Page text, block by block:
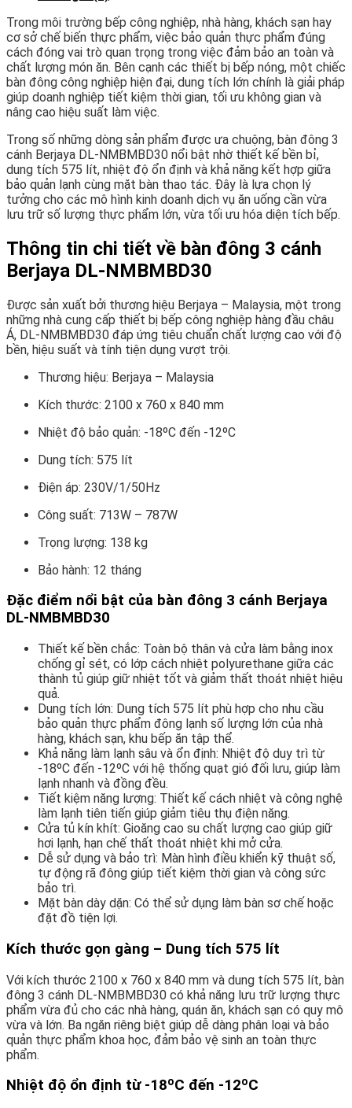
Trong môi trường bếp công nghiệp, nhà hàng, khách sạn hay
cơ sở chế biến thực phẩm, việc bảo quản thực phẩm đúng
cách đóng vai trò quan trọng trong việc đảm bảo an toàn và
chất lượng món ăn. Bên cạnh các thiết bị bếp nóng, một chiếc
bàn đông công nghiệp hiện đại, dung tích lớn chính là giải pháp
giúp doanh nghiệp tiết kiệm thời gian, tối ưu không gian và
nâng cao hiệu suất làm việc.
Trong số những dòng sản phẩm được ưa chuộng, bàn đông 3
cánh Berjaya DL-NMBMBD30 nổi bật nhờ thiết kế bền bỉ,
dung tích 575 lít, nhiệt độ ổn định và khả năng kết hợp giữa
bảo quản lạnh cùng mặt bàn thao tác. Đây là lựa chọn lý
tưởng cho các mô hình kinh doanh dịch vụ ăn uống cần vừa
lưu trữ số lượng thực phẩm lớn, vừa tối ưu hóa diện tích bếp.
Thông tin chi tiết về bàn đông 3 cánh
Berjaya DL-NMBMBD30
Được sản xuất bởi thương hiệu Berjaya – Malaysia, một trong
những nhà cung cấp thiết bị bếp công nghiệp hàng đầu châu
Á, DL-NMBMBD30 đáp ứng tiêu chuẩn chất lượng cao với độ
bền, hiệu suất và tính tiện dụng vượt trội.
Thương hiệu: Berjaya – Malaysia
Kích thước: 2100 x 760 x 840 mm
Nhiệt độ bảo quản: -18ºC đến -12ºC
Dung tích: 575 lít
Điện áp: 230V/1/50Hz
Công suất: 713W – 787W
Trọng lượng: 138 kg
Bảo hành: 12 tháng
Đặc điểm nổi bật của bàn đông 3 cánh Berjaya
DL-NMBMBD30
Thiết kế bền chắc: Toàn bộ thân và cửa làm bằng inox
chống gỉ sét, có lớp cách nhiệt polyurethane giữa các
thành tủ giúp giữ nhiệt tốt và giảm thất thoát nhiệt hiệu
quả.
Dung tích lớn: Dung tích 575 lít phù hợp cho nhu cầu
bảo quản thực phẩm đông lạnh số lượng lớn của nhà
hàng, khách sạn, khu bếp ăn tập thể.
Khả năng làm lạnh sâu và ổn định: Nhiệt độ duy trì từ
-18ºC đến -12ºC với hệ thống quạt gió đối lưu, giúp làm
lạnh nhanh và đồng đều.
Tiết kiệm năng lượng: Thiết kế cách nhiệt và công nghệ
làm lạnh tiên tiến giúp giảm tiêu thụ điện năng.
Cửa tủ kín khít: Gioăng cao su chất lượng cao giúp giữ
hơi lạnh, hạn chế thất thoát nhiệt khi mở cửa.
Dễ sử dụng và bảo trì: Màn hình điều khiển kỹ thuật số,
tự động rã đông giúp tiết kiệm thời gian và công sức
bảo trì.
Mặt bàn dày dặn: Có thể sử dụng làm bàn sơ chế hoặc
đặt đồ tiện lợi.
Kích thước gọn gàng – Dung tích 575 lít
Với kích thước 2100 x 760 x 840 mm và dung tích 575 lít, bàn
đông 3 cánh DL-NMBMBD30 có khả năng lưu trữ lượng thực
phẩm vừa đủ cho các nhà hàng, quán ăn, khách sạn có quy mô
vừa và lớn. Ba ngăn riêng biệt giúp dễ dàng phân loại và bảo
quản thực phẩm khoa học, đảm bảo vệ sinh an toàn thực
phẩm.
Nhiệt độ ổn định từ -18ºC đến -12ºC